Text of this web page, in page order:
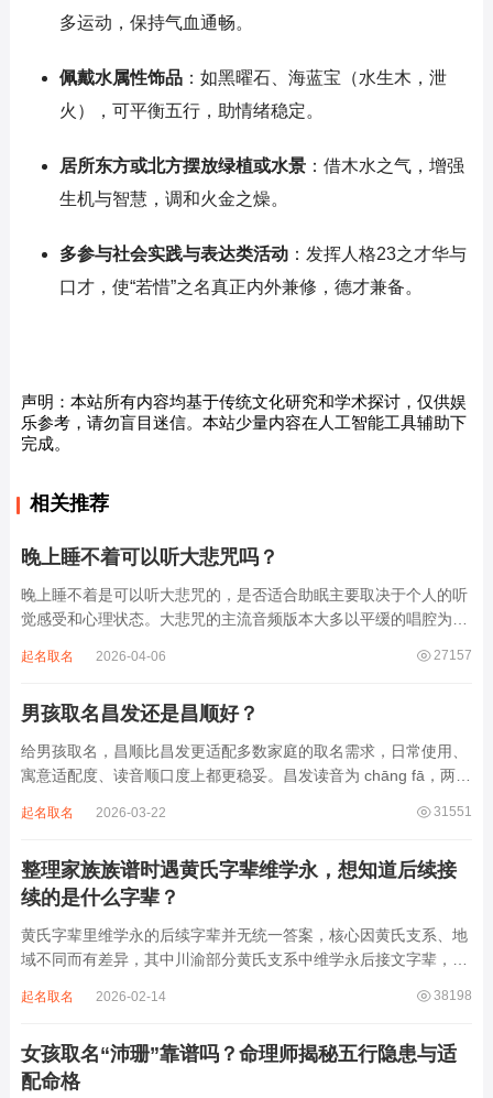
多运动，保持气血通畅。
佩戴水属性饰品：如黑曜石、海蓝宝（水生木，泄
火），可平衡五行，助情绪稳定。
居所东方或北方摆放绿植或水景：借木水之气，增强
生机与智慧，调和火金之燥。
多参与社会实践与表达类活动：发挥人格23之才华与
口才，使“若惜”之名真正内外兼修，德才兼备。
声明：本站所有内容均基于传统文化研究和学术探讨，仅供娱
乐参考，请勿盲目迷信。本站少量内容在人工智能工具辅助下
完成。
相关推荐
晚上睡不着可以听大悲咒吗？
晚上睡不着是可以听大悲咒的，是否适合助眠主要取决于个人的听
觉感受和心理状态。大悲咒的主流音频版本大多以平缓的唱腔为
急促的鼓点，这类音频本身具备静心的基础特质。睡前思绪繁杂、
27157
起名取名 2026-04-06
男孩取名昌发还是昌顺好？
给男孩取名，昌顺比昌发更适配多数家庭的取名需求，日常使用、
寓意适配度、读音顺口度上都更稳妥。昌发读音为 chāng fā，两个
离叫名字时辨识度不高。昌字本义为兴盛、繁茂，发字核心指向发
31551
起名取名 2026-03-22
整理家族族谱时遇黄氏字辈维学永，想知道后续接
续的是什么字辈？
黄氏字辈里维学永的后续字辈并无统一答案，核心因黄氏支系、地
域不同而有差异，其中川渝部分黄氏支系中维学永后接文字辈，完
某支系的续修字辈，在安岳、岳池一带的黄氏族谱里能明确查到，
38198
起名取名 2026-02-14
女孩取名“沛珊”靠谱吗？命理师揭秘五行隐患与适
配命格